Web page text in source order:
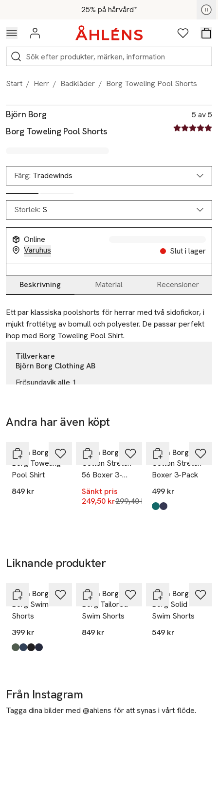
Hoppa till navigationsmenyn25% på hårvård*
För medlemmar - Shoppa nu
Logga in Favoriter
Sök
Start / Herr / Badkläder / Borg Toweling Pool Shorts
Björn Borg
Borg Toweling Pool Shorts
5 av 5
5 av fem
Färg: Tradewinds
Storlek: S
Online
Varuhus
Slut i lager
Beskrivning Material Recensioner
Beskrivning
Ett par klassiska poolshorts för herrar med två sidofickor, i
mjukt frottétyg av bomull och polyester. De passar perfekt
ihop med Borg Toweling Pool Shirt.
Tillverkare
Björn Borg Clothing AB
Frösundavik alle 1
E-post
info@bjornborg.com
SKU: 66329675
Andra har även köpt
Björn Borg
Borg Toweling
Pool Shirt
849 kr
-17%
Björn Borg
Cotton Stretch
56 Boxer 3-
Pack
Sänkt pris
249,50 krLägsta pris 30 dagar
299,40 kr
Björn Borg
Cotton Stretch
Boxer 3-Pack
499 kr
Produkten finns i
Multipack 3
Multipack 2
Liknande produkter
Ta 2 betala
Björn Borg
Borg Swim
Shorts
399 kr
Produkten finns i färgerna:
Duck Green
Sargasso Sea
Black Beauty
Night Sky
Björn Borg
Borg Tailored
Swim Shorts
849 kr
Björn Borg
Borg Solid
Swim Shorts
549 kr
Från Instagram
Tagga dina bilder med @ahlens för att synas i vårt flöde.